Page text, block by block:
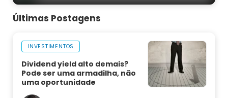
Últimas Postagens
INVESTIMENTOS
Dividend yield alto demais?
Pode ser uma armadilha, não
uma oportunidade